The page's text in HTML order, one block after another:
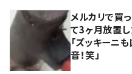
メルカリで買
て3ヶ月放置
「ズッキーニ
音！笑」